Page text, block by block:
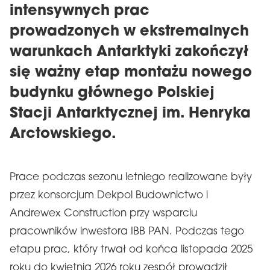
intensywnych prac
prowadzonych w ekstremalnych
warunkach Antarktyki zakończył
się ważny etap montażu nowego
budynku głównego Polskiej
Stacji Antarktycznej im. Henryka
Arctowskiego.
Prace podczas sezonu letniego realizowane były
przez konsorcjum Dekpol Budownictwo i
Andrewex Construction przy wsparciu
pracowników inwestora IBB PAN. Podczas tego
etapu prac, który trwał od końca listopada 2025
roku do kwietnia 2026 roku zespół prowadził